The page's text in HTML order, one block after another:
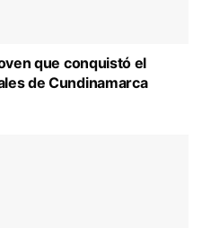
que conquistó el
de Cundinamarca